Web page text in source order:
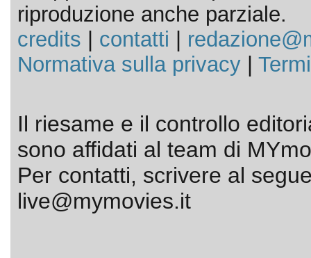
riproduzione anche parziale.
credits
contatti
Normativa sulla privacy|
Il riesame e il controllo
sono affidati al team di
Per contatti, scrivere al
live@mymovies.it